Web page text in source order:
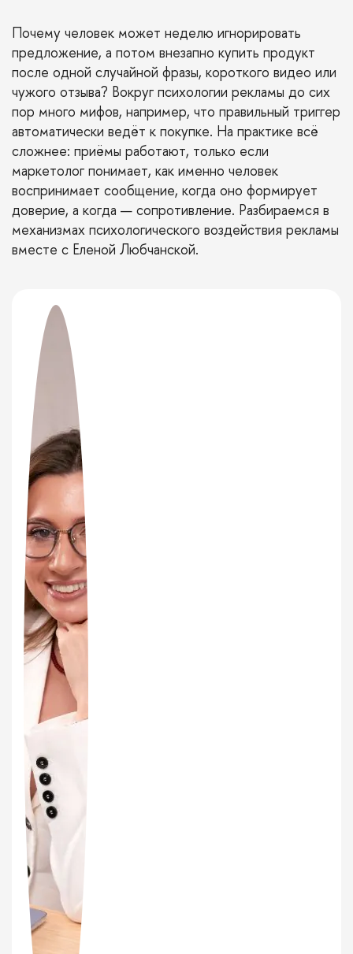
Почему человек может неделю игнорировать
предложение, а потом внезапно купить продукт
после одной случайной фразы, короткого видео или
чужого отзыва? Вокруг психологии рекламы до сих
пор много мифов, например, что правильный триггер
автоматически ведёт к покупке. На практике всё
сложнее: приёмы работают, только если
маркетолог понимает, как именно человек
воспринимает сообщение, когда оно формирует
доверие, а когда — сопротивление. Разбираемся в
механизмах психологического воздействия рекламы
вместе с Еленой Любчанской.